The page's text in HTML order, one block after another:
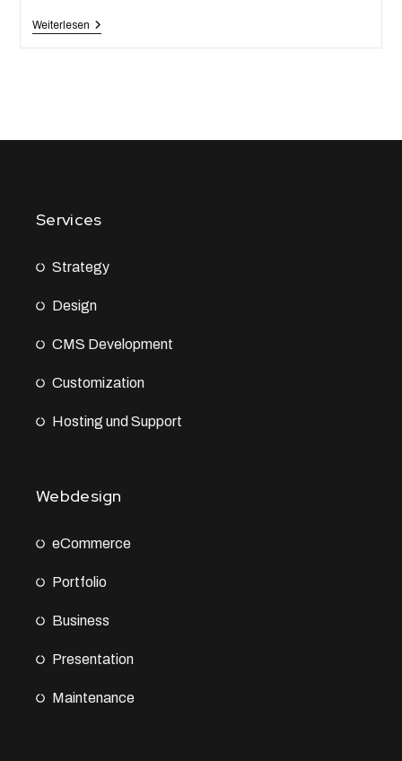
Weiterlesen
Services
Strategy
Design
CMS Development
Customization
Hosting und Support
Webdesign
eCommerce
Portfolio
Business
Presentation
Maintenance